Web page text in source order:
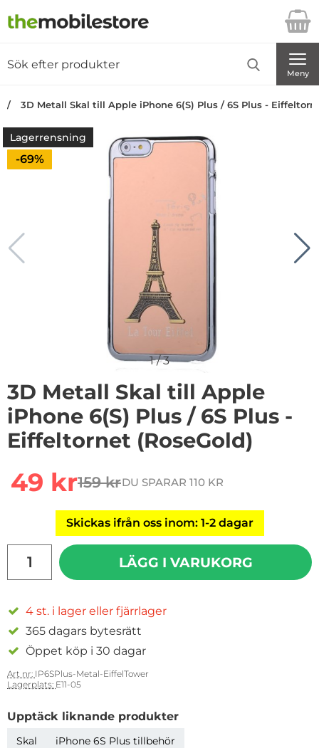
Startsidan för Danira Telecom AB
Meny
3D Metall Skal till Apple iPhone 6(S) Plus / 6S Plus -
Lagerrensning
Priset är nedsatt med
-69%
1/3
3D Metall Skal till Apple
iPhone 6(S) Plus / 6S Plus -
Eiffeltornet (RoseGold)
rea pris
49 krtidigare pris
159 krDU SPARAR 110 KR
Skickas ifrån oss inom: 1-2 dagar
LÄGG I VARUKORG
4 st. i lager eller fjärrlager
365 dagars bytesrätt
Öppet köp i 30 dagar
Art nr: IP6SPlus-Metal-EiffelTower
Lagerplats: E11-05
Upptäck liknande produkter
Skal iPhone 6S Plus tillbehör